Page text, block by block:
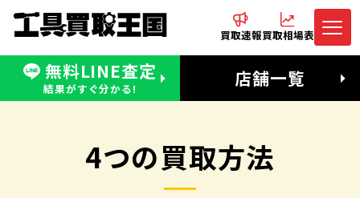
買取速報買取相場表
無料LINE査定
結果がすぐ分かる! 店舗一覧
無料LINE査定
受付：11:00〜19:00 木曜定休日
電話でお問合わせ
営業時間：11:00〜20:00
4つの買取方法